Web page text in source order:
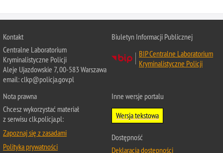
Kontakt
Centralne Laboratorium
Kryminalistyczne Policji
Aleje Ujazdowskie 7, 00-583 Warszawa
email: clkp@policja.gov.pl
Biuletyn Informacji Publicznej
BIP Centralne Laboratorium
Kryminalistyczne Policji
Nota prawna
Chcesz wykorzystać materiał
z serwisu clk.policja.pl:
Zapoznaj się z zasadami
Polityka prywatności
Inne wersje portalu
Wersja tekstowa
Dostępność
Deklaracja dostępności